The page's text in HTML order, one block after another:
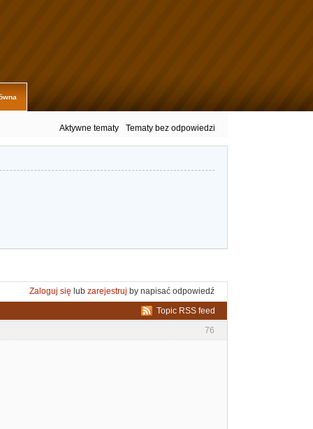
Aktywne tematy Tematy bez odpowiedzi
Zaloguj się lub zarejestruj by napisać odpowiedź
Topic RSS feed
76